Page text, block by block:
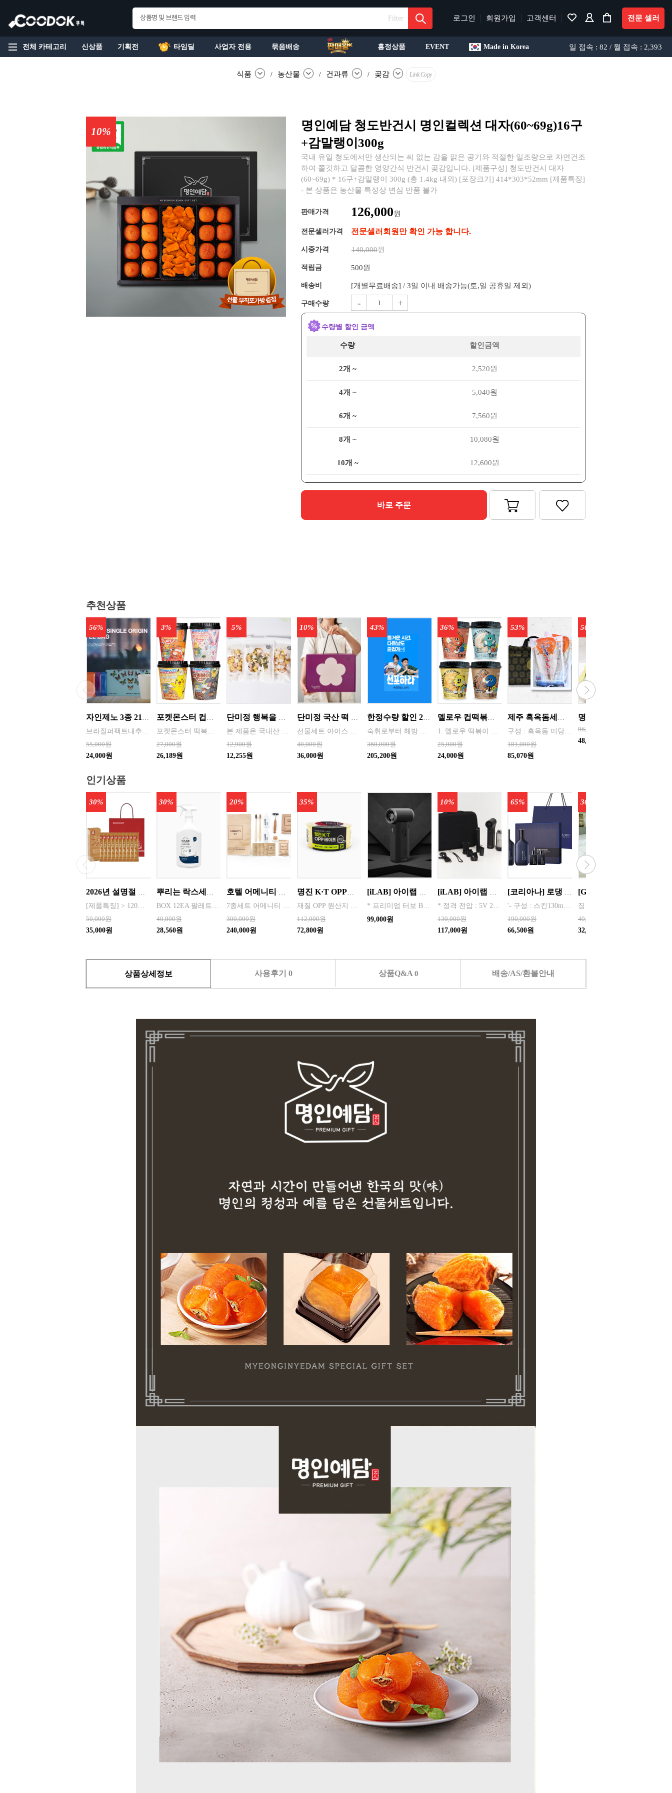
Filter 로그인 회원가입 고객센터 전문 셀러
전체 카테고리 신상품 기획전 타임딜 사업자 전용 묶음배송 흥정상품 EVENT Made in Korea 일 접속 : 82 / 월 접속 : 2,393
식품 / 농산물 / 건과류 / 곶감 Link Copy
10%
명인예담 청도반건시 명인컬렉션 대자(60~69g)16구
+감말랭이300g
국내 유일 청도에서만 생산되는 씨 없는 감을 맑은 공기와 적절한 일조량으로 자연건조
하여 쫄깃하고 달콤한 영양간식 반건시 곶감입니다. [제품구성] 청도반건시 대자
(60~69g) * 16구+감말랭이 300g (총 1.4kg 내외) [포장크기] 414*303*52mm [제품특징]
- 본 상품은 농산물 특성상 변심 반품 불가
판매가격 126,000원
전문셀러가격 전문셀러회원만 확인 가능 합니다.
시중가격 140,000원
적립금 500원
배송비 [개별무료배송] / 3일 이내 배송가능(토,일 공휴일 제외)
구매수량 - +
수량별 할인 금액
수량 할인금액
2개 ~ 2,520원
4개 ~ 5,040원
6개 ~ 7,560원
8개 ~ 10,080원
10개 ~ 12,600원
바로 주문
추천상품
55,000원
56%
24,000원
27,000원
3%
26,189원
12,900원
5%
12,255원
40,000원
10%
36,000원
360,000원
43%
205,200원
멜로우 컵떡볶이 115g - 래리매운 / 루리짜장 / 민트크림 / 옐리치즈 맛별 8개씩 포장
25,000원
36%
24,000원
181,000원
53%
85,070원
96,000원
50%
48,000원
인기상품
50,000원
30%
35,000원
40,800원
30%
28,560원
300,000원
20%
240,000원
명진 K·T OPP테이프 80M(투명) 48mmx80M 50개 한박스단위 판매
112,000원
35%
72,800원
99,000원
130,000원
10%
117,000원
190,000원
65%
66,500원
40,000원
30%
32,000원
상품상세정보 사용후기 0 상품Q&A 0 배송/AS/환불안내